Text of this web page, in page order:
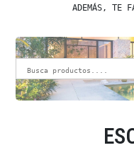
ADEMÁS, TE